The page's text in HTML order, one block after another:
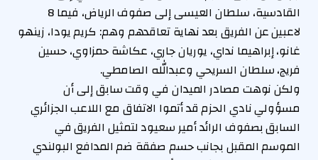
القادسية، سلطان العيسى إلى صفوف الرياض، فيما 8
لاعبين عن الفريق بعد نهاية تعاقدهم وهم: كريم يودا، زينهو
غانو، إبراهيما نداي، يوريان جاري، عكاشة حمزاوي، حسين
فريج، سلطان السريحي وعبدالله الصامطي.
ولكن نوهت مصادر الميدان في وقت سابق إلى أن
مسؤولي نادي الحزم قد أتموا الاتفاق مع اللاعب الجزائري
السابق بصفوف الرائد أمير سعيود لتمثيل الفريق في
الموسم المقبل بجانب حسم صفقة ضم المدافع البولندي